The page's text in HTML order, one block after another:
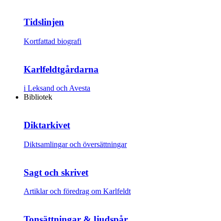
Tidslinjen
Kortfattad biografi
Karlfeldtgårdarna
i Leksand och Avesta
Bibliotek
Diktarkivet
Diktsamlingar och översättningar
Sagt och skrivet
Artiklar och föredrag om Karlfeldt